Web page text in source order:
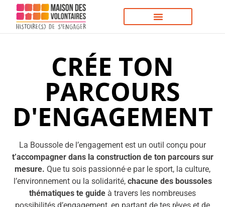
CRÉE TON
PARCOURS
D'ENGAGEMENT
La Boussole de l’engagement est un outil conçu pour
t’accompagner dans la construction de ton parcours sur
mesure. Que tu sois passionné·e par le sport, la culture,
l’environnement ou la solidarité, chacune des boussoles
thématiques te guide à travers les nombreuses